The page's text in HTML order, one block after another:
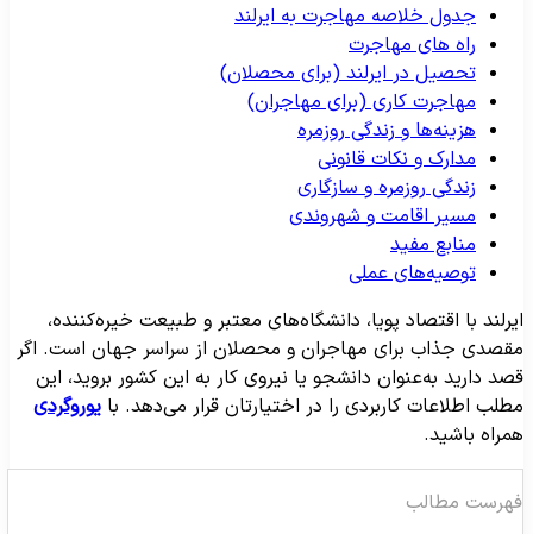
جدول خلاصه مهاجرت به ایرلند
راه های مهاجرت
تحصیل در ایرلند (برای محصلان)
مهاجرت کاری (برای مهاجران)
هزینه‌ها و زندگی روزمره
مدارک و نکات قانونی
زندگی روزمره و سازگاری
مسیر اقامت و شهروندی
منابع مفید
توصیه‌های عملی
با اقتصاد پویا، دانشگاه‌های معتبر و طبیعت خیره‌کننده،
جذاب برای مهاجران و محصلان از سراسر جهان است. اگر
دارید به‌عنوان دانشجو یا نیروی کار به این کشور بروید، این
اطلاعات کاربردی را در اختیارتان قرار می‌دهد. بایوروگردی
باشید.
مطالب